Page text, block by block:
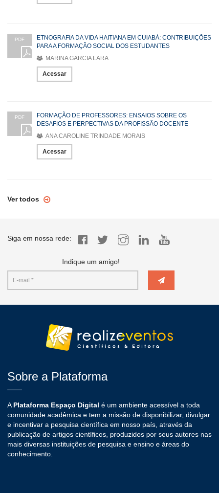
PDF
ETNOGRAFIA DA VIDA HAITIANA EM CUIABÁ: CONTRIBUIÇÕES
PARA A FORMAÇÃO SOCIAL DOS ESTUDANTES
MARINA GARCIA LARA
Acessar
PDF
FORMAÇÃO DE PROFESSORES: ENSAIOS SOBRE OS
DESAFIOS E PERPECTIVAS DA PROFISSÃO DOCENTE
ANA CAROLINE TRINDADE MORAIS
Acessar
Ver todos
Siga em nossa rede:
Indique um amigo!
Sobre a Plataforma
A Plataforma Espaço Digital é um ambiente acessível a toda
comunidade acadêmica e tem a missão de disponibilizar, divulgar
e incentivar a pesquisa científica em nosso país, através da
publicação de artigos científicos, produzidos por seus autores nas
mais diversas instituições de pesquisa e ensino e áreas do
conhecimento.